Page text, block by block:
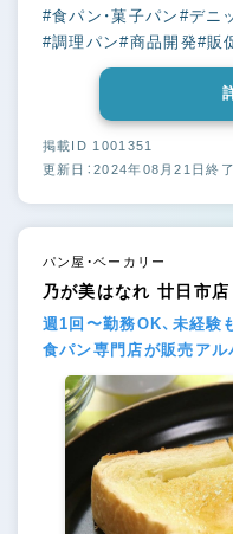
#食パン・菓子パン #デニ
#調理パン#商品開発#販
掲載ID 1001351
更新日：2024年08月21日終
パン屋・ベーカリー
乃が美はなれ 廿日市店
週1回〜勤務OK、未経験
食パン専門店が販売ア